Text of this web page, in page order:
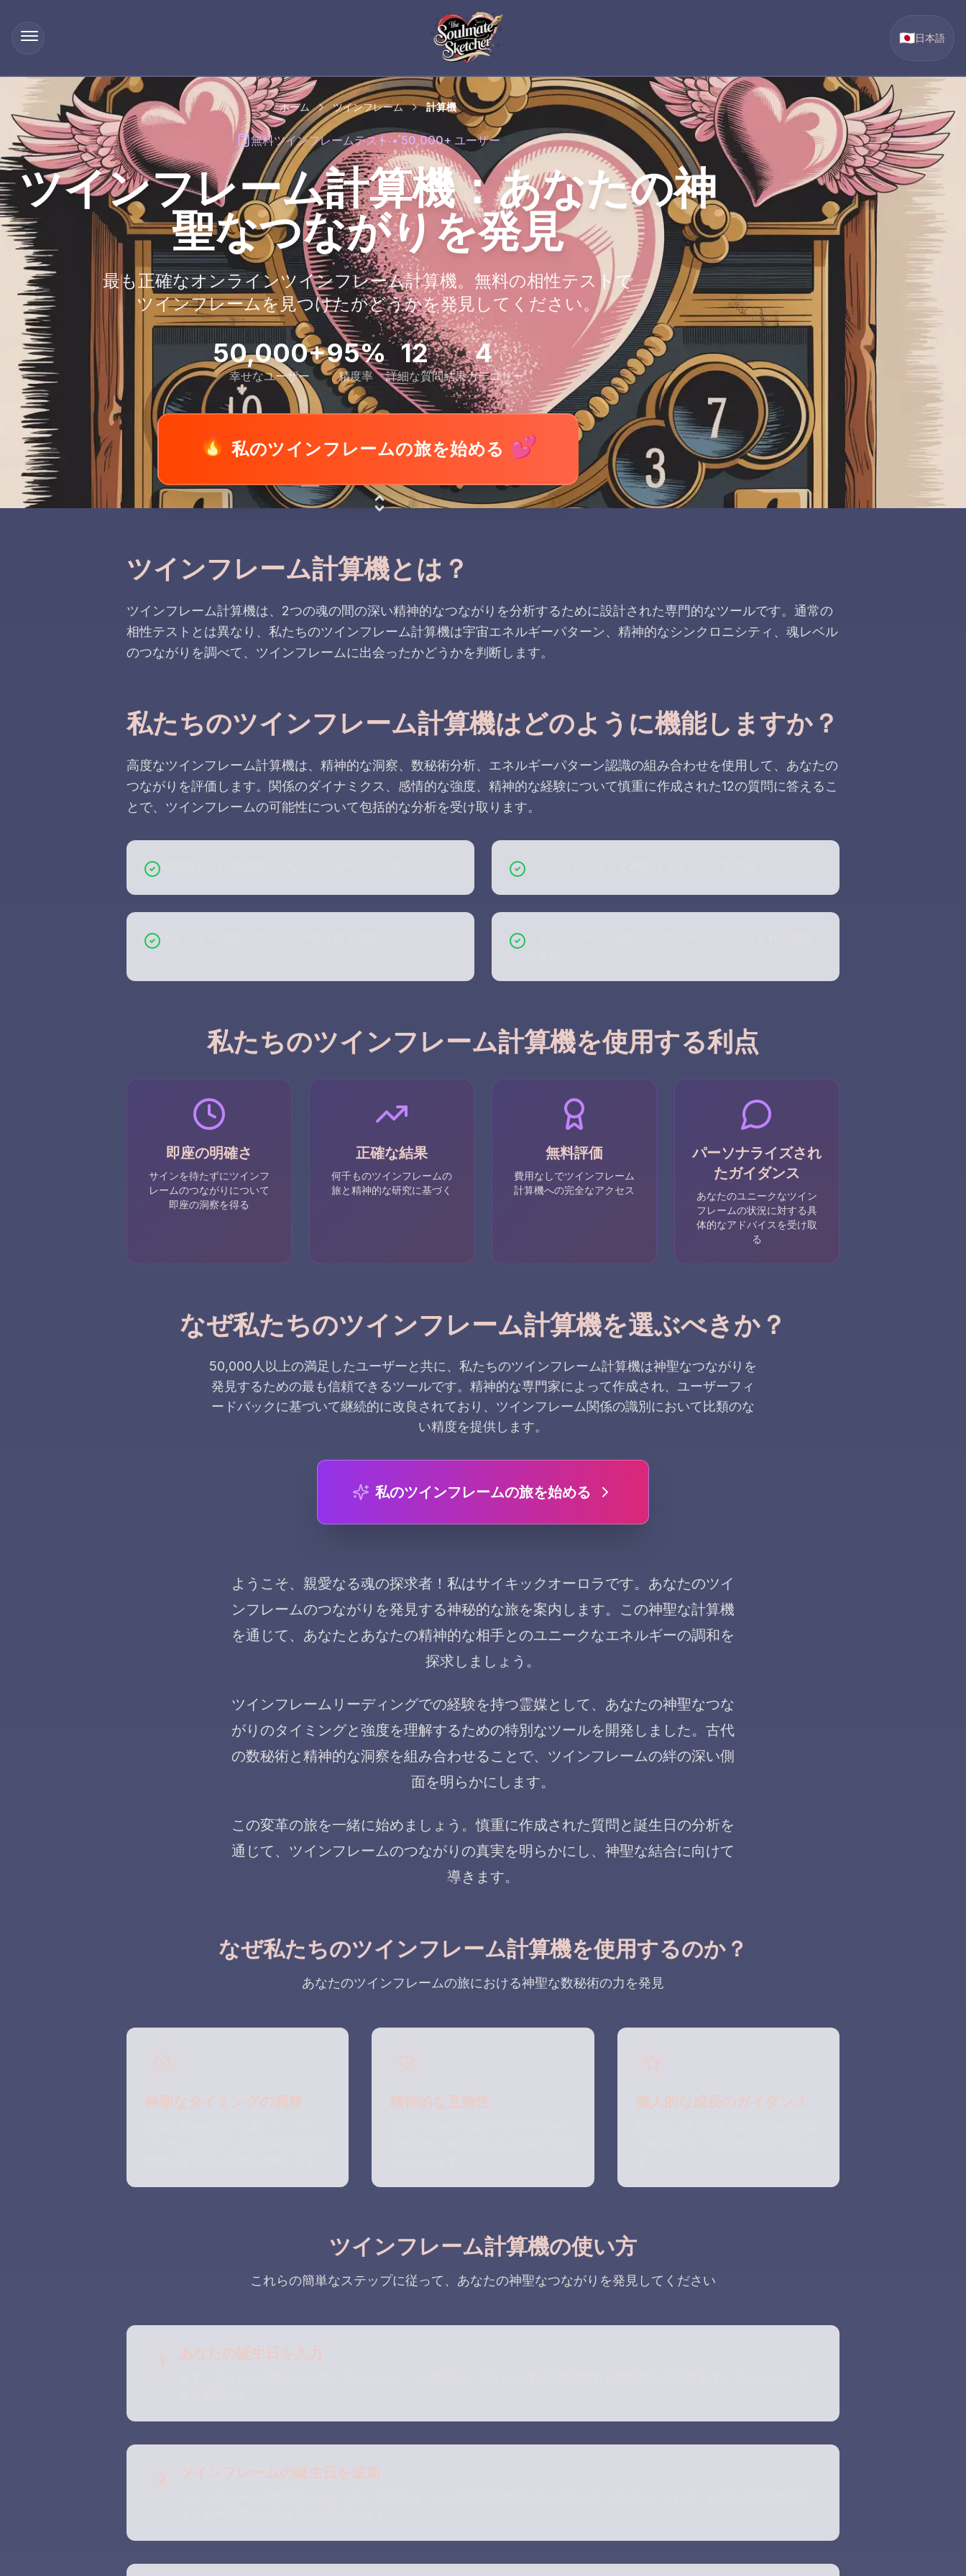
🇯🇵日本語
ホーム ツインフレーム 計算機
無料ツインフレームテスト • 50,000+ ユーザー
ツインフレーム計算機：あなたの神
聖なつながりを発見
最も正確なオンラインツインフレーム計算機。無料の相性テストで
ツインフレームを見つけたかどうかを発見してください。
50,000+
幸せなユーザー
95%
精度率
12
詳細な質問
4
結果カテゴリー
🔥 私のツインフレームの旅を始める 💕
ツインフレーム計算機とは？
ツインフレーム計算機は、2つの魂の間の深い精神的なつながりを分析するために設計された専門的なツールです。通常の
相性テストとは異なり、私たちのツインフレーム計算機は宇宙エネルギーパターン、精神的なシンクロニシティ、魂レベル
のつながりを調べて、ツインフレームに出会ったかどうかを判断します。
私たちのツインフレーム計算機はどのように機能しますか？
高度なツインフレーム計算機は、精神的な洞察、数秘術分析、エネルギーパターン認識の組み合わせを使用して、あなたの
つながりを評価します。関係のダイナミクス、感情的な強度、精神的な経験について慎重に作成された12の質問に答えるこ
とで、ツインフレームの可能性について包括的な分析を受け取ります。
私たちのツインフレーム計算機を使用する利点
即座の明確さ
サインを待たずにツインフ
レームのつながりについて
即座の洞察を得る
正確な結果
何千ものツインフレームの
旅と精神的な研究に基づく
無料評価
費用なしでツインフレーム
計算機への完全なアクセス
パーソナライズされ
たガイダンス
あなたのユニークなツイン
フレームの状況に対する具
体的なアドバイスを受け取
る
なぜ私たちのツインフレーム計算機を選ぶべきか？
50,000人以上の満足したユーザーと共に、私たちのツインフレーム計算機は神聖なつながりを
発見するための最も信頼できるツールです。精神的な専門家によって作成され、ユーザーフィ
ードバックに基づいて継続的に改良されており、ツインフレーム関係の識別において比類のな
い精度を提供します。
私のツインフレームの旅を始める
ようこそ、親愛なる魂の探求者！私はサイキックオーロラです。あなたのツイ
ンフレームのつながりを発見する神秘的な旅を案内します。この神聖な計算機
を通じて、あなたとあなたの精神的な相手とのユニークなエネルギーの調和を
探求しましょう。
ツインフレームリーディングでの経験を持つ霊媒として、あなたの神聖なつな
がりのタイミングと強度を理解するための特別なツールを開発しました。古代
の数秘術と精神的な洞察を組み合わせることで、ツインフレームの絆の深い側
面を明らかにします。
この変革の旅を一緒に始めましょう。慎重に作成された質問と誕生日の分析を
通じて、ツインフレームのつながりの真実を明らかにし、神聖な結合に向けて
導きます。
なぜ私たちのツインフレーム計算機を使用するのか？
あなたのツインフレームの旅における神聖な数秘術の力を発見
神聖なタイミングの洞察 精神的な互換性 個人的な成長のガイダンス
ツインフレーム計算機の使い方
これらの簡単なステップに従って、あなたの神聖なつながりを発見してください
1 あなたの誕生日を入力
2 ツインフレームの誕生日を追加